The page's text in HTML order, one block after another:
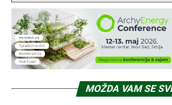
MOŽDA VAM SE